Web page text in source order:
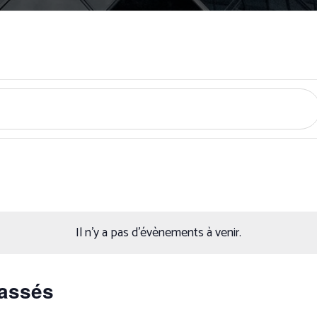
Il n’y a pas d’évènements à venir.